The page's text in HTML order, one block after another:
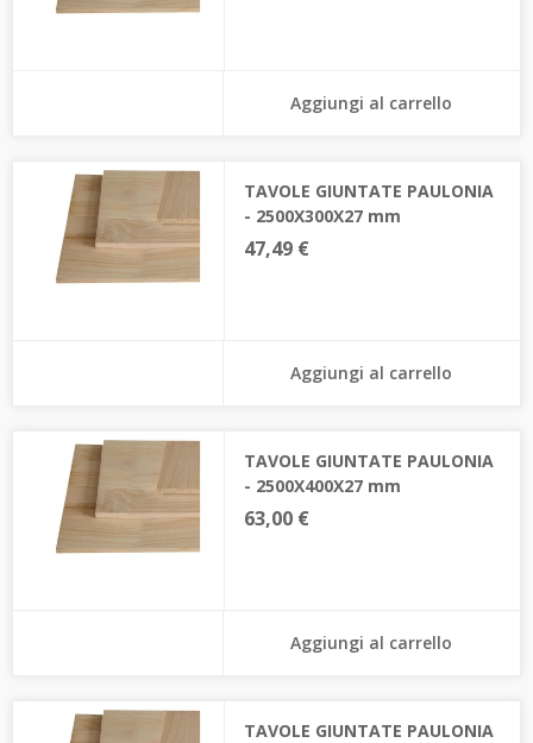
Aggiungi al carrello
TAVOLE GIUNTATE PAULONIA
- 2500X300X27 mm
47,49 €
Aggiungi al carrello
TAVOLE GIUNTATE PAULONIA
- 2500X400X27 mm
63,00 €
Aggiungi al carrello
TAVOLE GIUNTATE PAULONIA